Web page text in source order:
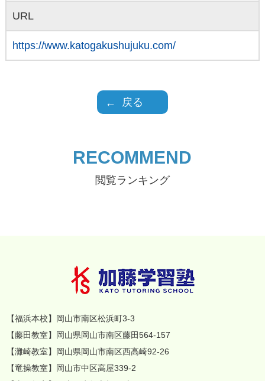
URL
https://www.katogakushujuku.com/
戻る
RECOMMEND
閲覧ランキング
【福浜本校】岡山市南区松浜町3-3
【藤田教室】岡山県岡山市南区藤田564-157
【灘崎教室】岡山県岡山市南区西高崎92-26
【竜操教室】岡山市中区高屋339-2